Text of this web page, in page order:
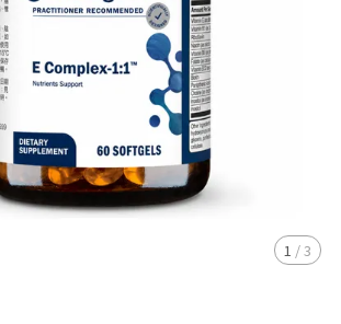
1 /3